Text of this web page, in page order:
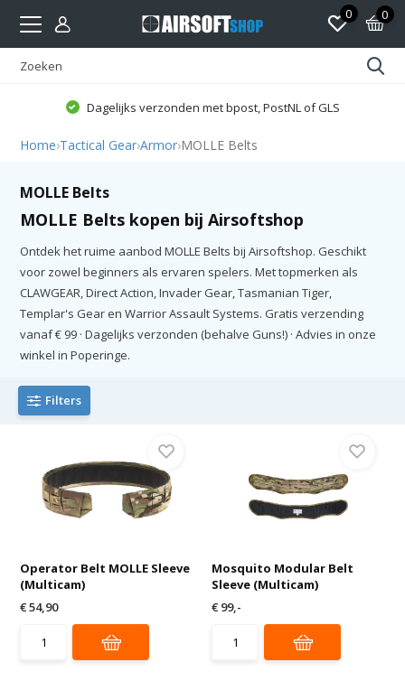
0 0
Dagelijks verzonden met bpost, PostNL of GLS
Home›Tactical Gear›Armor›MOLLE Belts
MOLLE Belts
MOLLE Belts kopen bij Airsoftshop
Ontdek het ruime aanbod MOLLE Belts bij Airsoftshop. Geschikt
voor zowel beginners als ervaren spelers. Met topmerken als
CLAWGEAR, Direct Action, Invader Gear, Tasmanian Tiger,
Templar's Gear en Warrior Assault Systems. Gratis verzending
vanaf € 99 · Dagelijks verzonden (behalve Guns!) · Advies in onze
winkel in Poperinge.
Filters
Operator Belt MOLLE Sleeve
(Multicam)
€ 54,90
Mosquito Modular Belt
Sleeve (Multicam)
€ 99,-